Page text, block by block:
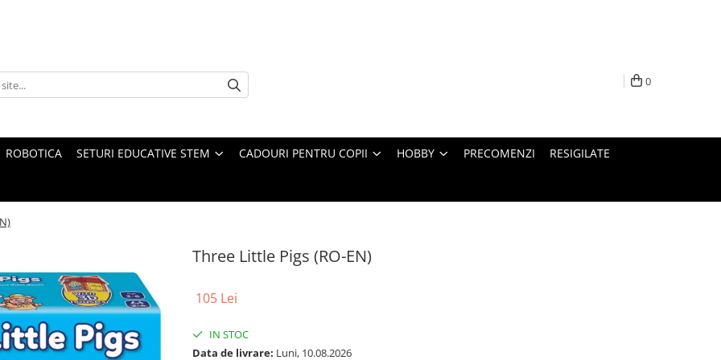
0
ROBOTICA SETURI EDUCATIVE STEM CADOURI PENTRU COPII HOBBY PRECOMENZI RESIGILATE
Three Little Pigs (RO-EN)
105 Lei
IN STOC
Data de livrare: Luni, 10.08.2026